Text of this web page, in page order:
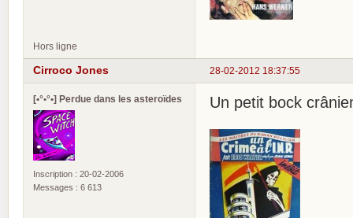
Hors ligne
28-02-2012 18:37:55
Cirroco Jones
[•°•°•] Perdue dans les asteroïdes
Inscription : 20-02-2006
Messages : 6 613
Un petit bock